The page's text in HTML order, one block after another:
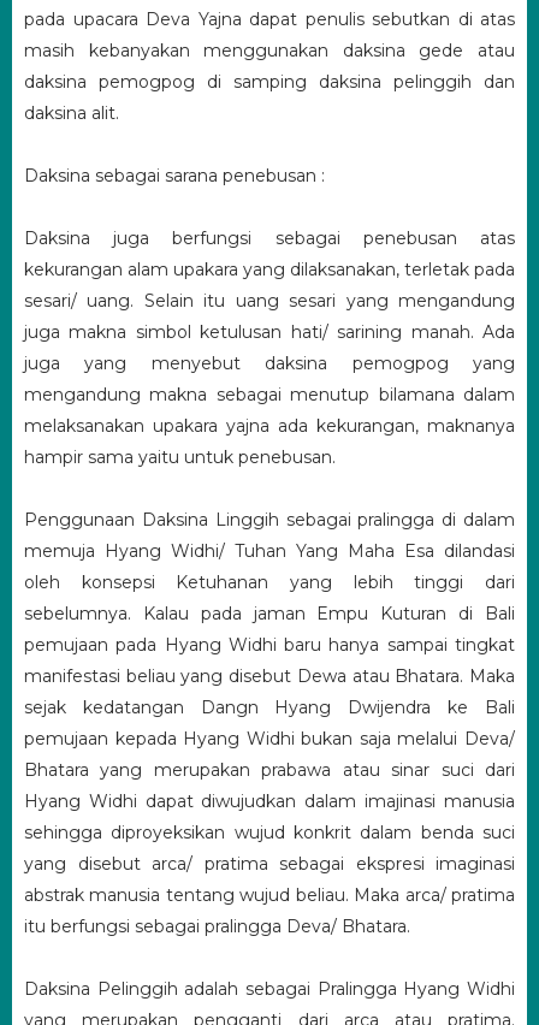
pada upacara Deva Yajna dapat penulis sebutkan di atas
masih kebanyakan menggunakan daksina gede atau
daksina pemogpog di samping daksina pelinggih dan
daksina alit.
Daksina sebagai sarana penebusan :
Daksina juga berfungsi sebagai penebusan atas
kekurangan alam upakara yang dilaksanakan, terletak pada
sesari/ uang. Selain itu uang sesari yang mengandung
juga makna simbol ketulusan hati/ sarining manah. Ada
juga yang menyebut daksina pemogpog yang
mengandung makna sebagai menutup bilamana dalam
melaksanakan upakara yajna ada kekurangan, maknanya
hampir sama yaitu untuk penebusan.
Penggunaan Daksina Linggih sebagai pralingga di dalam
memuja Hyang Widhi/ Tuhan Yang Maha Esa dilandasi
oleh konsepsi Ketuhanan yang lebih tinggi dari
sebelumnya. Kalau pada jaman Empu Kuturan di Bali
pemujaan pada Hyang Widhi baru hanya sampai tingkat
manifestasi beliau yang disebut Dewa atau Bhatara. Maka
sejak kedatangan Dangn Hyang Dwijendra ke Bali
pemujaan kepada Hyang Widhi bukan saja melalui Deva/
Bhatara yang merupakan prabawa atau sinar suci dari
Hyang Widhi dapat diwujudkan dalam imajinasi manusia
sehingga diproyeksikan wujud konkrit dalam benda suci
yang disebut arca/ pratima sebagai ekspresi imaginasi
abstrak manusia tentang wujud beliau. Maka arca/ pratima
itu berfungsi sebagai pralingga Deva/ Bhatara.
Daksina Pelinggih adalah sebagai Pralingga Hyang Widhi
yang merupakan pengganti dari arca atau pratima.